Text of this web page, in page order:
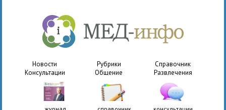
Новости Рубрики
Справочник
Консультации
Общение Развлечения
журнал
справочник консультации